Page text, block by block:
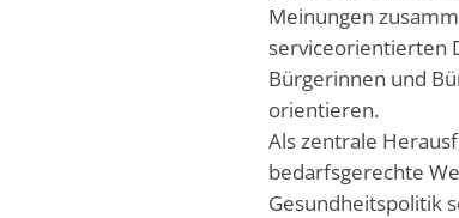
Meinungen
serviceorientierten
Bürgerinnen und
orientieren.
Als zentrale
bedarfsgerechte
Gesundheitspolitik